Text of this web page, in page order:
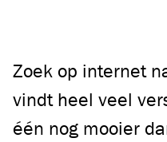
Zoek op internet
vindt heel veel
één nog mooier